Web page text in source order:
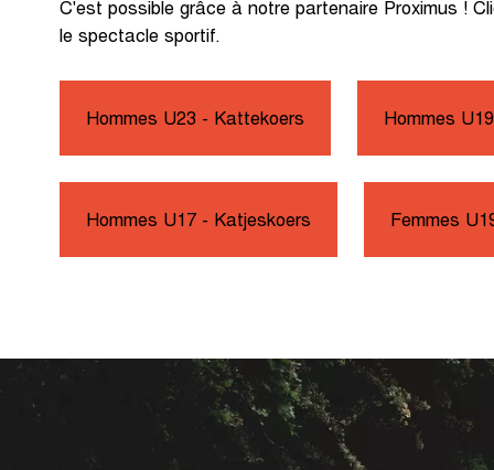
C'est possible grâce à notre partenaire Proximus !
le spectacle sportif.
Hommes U23 - Kattekoers Hommes
Hommes U17 - Katjeskoers Femmes